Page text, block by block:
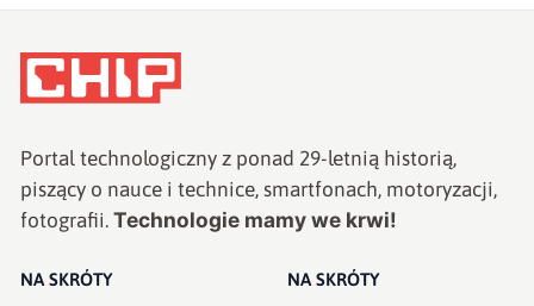
Portal technologiczny z ponad 29-letnią historią,
piszący o nauce i technice, smartfonach, motoryzacji,
fotografii. Technologie mamy we krwi!
NA SKRÓTY NA SKRÓTY